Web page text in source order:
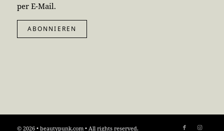
per E-Mail.
ABONNIEREN
© 2026 • beautypunk.com • All rights reserved.